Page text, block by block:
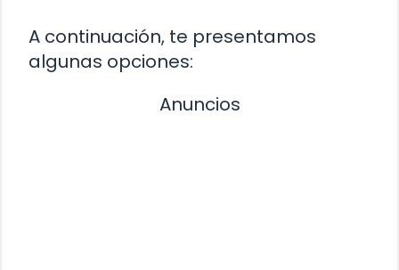
A continuación, te presentamos
algunas opciones:
Anuncios